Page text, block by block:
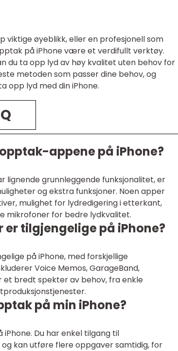
viktige øyeblikk, eller en profesjonell som
på iPhone være et verdifullt verktøy.
du ta opp lyd av høy kvalitet uten behov for
metoden som passer dine behov, og
opp lyd med din iPhone.
appene på iPhone?
lignende grunnleggende funksjonalitet, er
og ekstra funksjoner. Noen apper
mulighet for lydredigering i etterkant,
mikrofoner for bedre lydkvalitet.
tilgjengelige på iPhone?
på iPhone, med forskjellige
Voice Memos, GarageBand,
et bredt spekter av behov, fra enkle
på min iPhone?
Du har enkel tilgang til
kan utføre flere oppgaver samtidig, for